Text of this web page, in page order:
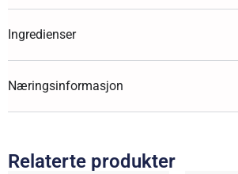
Ingredienser
Næringsinformasjon
Relaterte produkter